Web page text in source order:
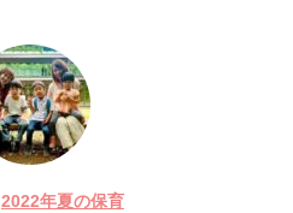
2022年夏の保育